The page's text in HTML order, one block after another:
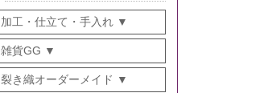
加工・仕立て・手入れ
雑貨GG
裂き織オーダーメイド